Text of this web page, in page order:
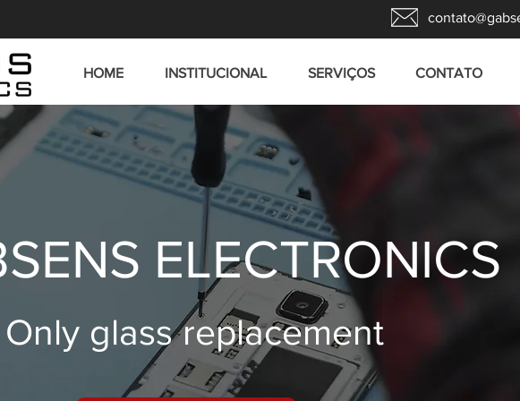
HOME INSTITUCIONAL SERVIÇOS CONTATO
ELECTRONICS
Only glass replacement